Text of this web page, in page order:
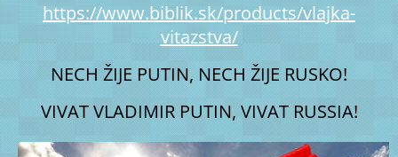
https://www.biblik.sk/products/vlajka-
vitazstva/
NECH ŽIJE PUTIN, NECH ŽIJE RUSKO!
VIVAT VLADIMIR PUTIN, VIVAT RUSSIA!